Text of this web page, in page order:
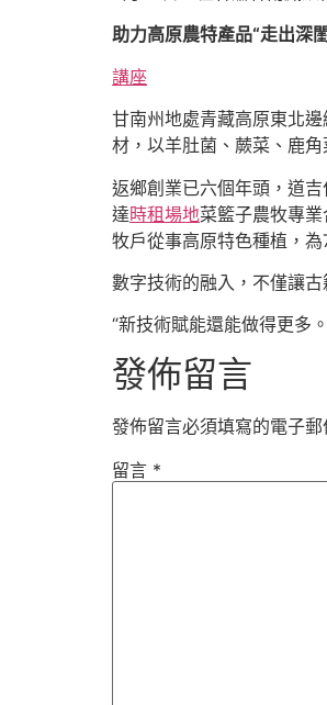
助力高原農特產品“走出深
講座
甘南州地處青藏高原東北邊
材，以羊肚菌、蕨菜、鹿
返鄉創業已六個年頭，道
達時租場地菜籃子農牧專
牧戶從事高原特色種植，
數字技術的融入，不僅讓古
“新技術賦能還能做得更多
發佈留言
發佈留言必須填寫的電子郵
留言 *